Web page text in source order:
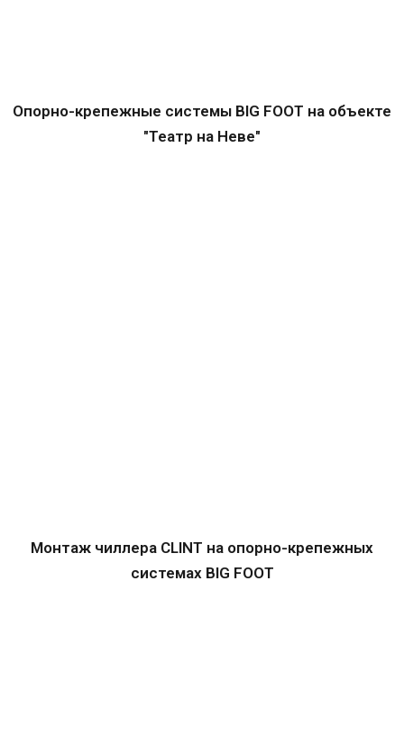
Опорно-крепежные системы BIG FOOT на объекте
"Театр на Неве"
Монтаж чиллера CLINT на опорно-крепежных
системах BIG FOOT